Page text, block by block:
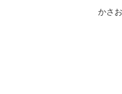
かさ